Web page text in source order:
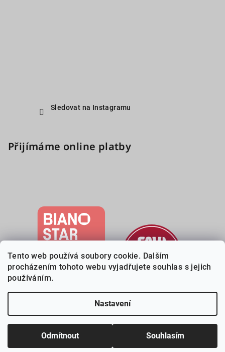
Tento web používá soubory cookie. Dalším
procházením tohoto webu vyjadřujete souhlas s jejich
používáním.
Nastavení
Odmítnout Souhlasím
Sledovat na Instagramu
Přijímáme online platby
nastavení cookies
Vytvořil Shoptet